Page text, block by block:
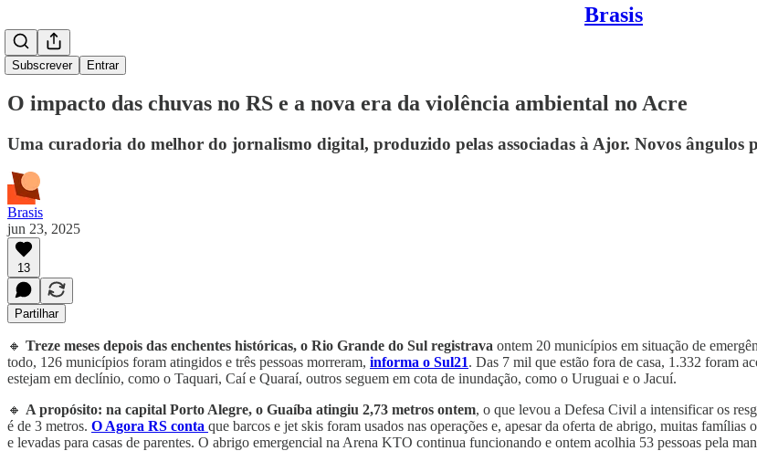
Brasis
Subscrever Entrar
O impacto das chuvas no RS e a nova era da violência ambiental no Acre
Uma curadoria do melhor do jornalismo digital, produzido pelas associadas à Ajor. Novos ângulos
Brasis
jun 23, 2025
13
Partilhar
🔸 Treze meses depois das enchentes históricas, o Rio Grande do Sul registrava ontem 20 municípios em situação de
todo, 126 municípios foram atingidos e três pessoas morreram, informa o Sul21. Das 7 mil que estão fora de casa, 1.332 foram
estejam em declínio, como o Taquari, Caí e Quaraí, outros seguem em cota de inundação, como o Uruguai e o Jacuí.
🔸 A propósito: na capital Porto Alegre, o Guaíba atingiu 2,73 metros ontem, o que levou a Defesa Civil a intensificar os
é de 3 metros. O Agora RS conta que barcos e jet skis foram usados nas operações e, apesar da oferta de abrigo, muitas
e levadas para casas de parentes. O abrigo emergencial na Arena KTO continua funcionando e ontem acolhia 53 pessoas pela